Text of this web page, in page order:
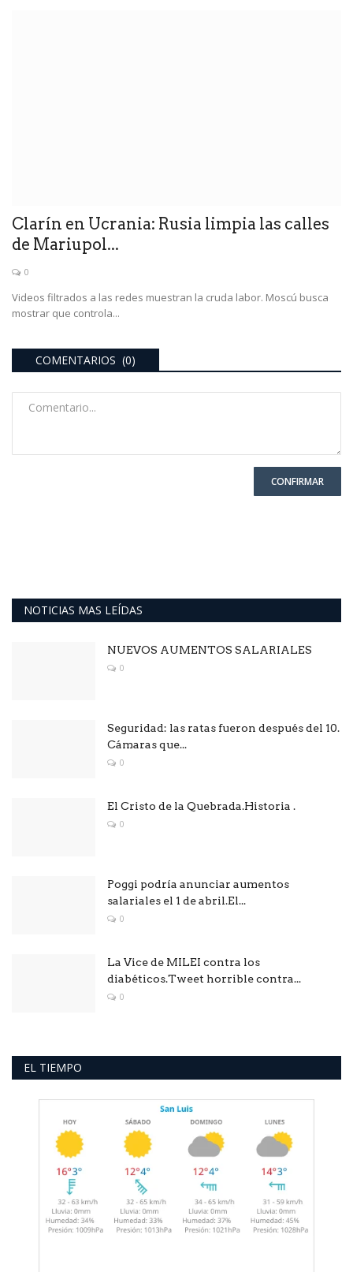
Clarín en Ucrania: Rusia limpia las calles
de Mariupol...
0
Videos filtrados a las redes muestran la cruda labor. Moscú busca
mostrar que controla...
COMENTARIOS (0)
CONFIRMAR
NOTICIAS MAS LEÍDAS
NUEVOS AUMENTOS SALARIALES
0
Seguridad: las ratas fueron después del 10.
Cámaras que...
0
El Cristo de la Quebrada.Historia .
0
Poggi podría anunciar aumentos
salariales el 1 de abril.El...
0
La Vice de MILEI contra los
diabéticos.Tweet horrible contra...
0
EL TIEMPO